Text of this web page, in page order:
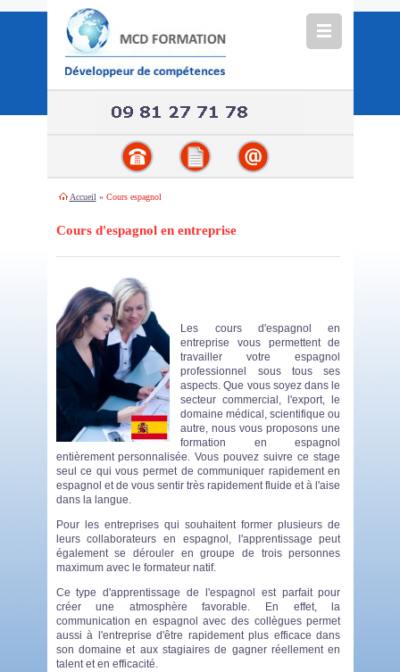
Cours d'espagnol en entreprise
Les cours d'espagnol en
entreprise vous permettent de
travailler votre espagnol
professionnel sous tous ses
aspects. Que vous soyez dans le
secteur commercial, l'export, le
domaine médical, scientifique ou
autre, nous vous proposons une
formation en espagnol
entièrement personnalisée. Vous pouvez suivre ce stage
seul ce qui vous permet de communiquer rapidement en
espagnol et de vous sentir très rapidement fluide et à l'aise
dans la langue.
Pour les entreprises qui souhaitent former plusieurs de
leurs collaborateurs en espagnol, l'apprentissage peut
également se dérouler en groupe de trois personnes
maximum avec le formateur natif.
Ce type d'apprentissage de l'espagnol est parfait pour
créer une atmosphère favorable. En effet, la
communication en espagnol avec des collègues permet
aussi à l'entreprise d'être rapidement plus efficace dans
son domaine et aux stagiaires de gagner réellement en
talent et en efficacité.
Accueil » Cours espagnol